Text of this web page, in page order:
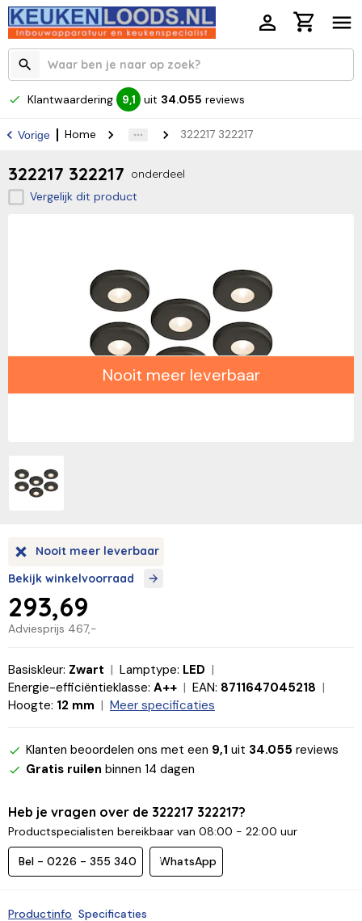
Klantwaardering 9,1 uit 34.055 reviews
Vorige Home 322217 322217
322217 322217 onderdeel
Vergelijk dit product
Nooit meer leverbaar
Nooit meer leverbaar
Bekijk winkelvoorraad
Adviesprijs 467,-
293,69
Basiskleur: Zwart Lamptype: LED
Energie-efficiëntieklasse: A++ EAN: 8711647045218
Hoogte: 12 mm Meer specificaties
Klanten beoordelen ons met een 9,1 uit 34.055 reviews
Gratis ruilen binnen 14 dagen
Heb je vragen over de 322217 322217?
Productspecialisten bereikbaar van 08:00 - 22:00 uur
Bel - 0226 - 355 340 WhatsApp
Productinfo Specificaties